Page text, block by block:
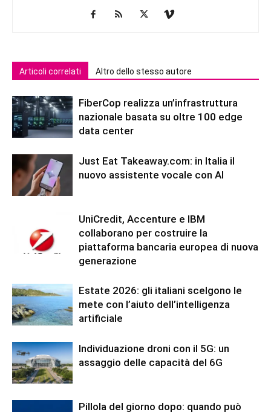
Articoli correlati Altro dello stesso autore
FiberCop realizza un’infrastruttura
nazionale basata su oltre 100 edge
data center
Just Eat Takeaway.com: in Italia il
nuovo assistente vocale con AI
UniCredit, Accenture e IBM
collaborano per costruire la
piattaforma bancaria europea di nuova
generazione
Estate 2026: gli italiani scelgono le
mete con l’aiuto dell’intelligenza
artificiale
Individuazione droni con il 5G: un
assaggio delle capacità del 6G
Pillola del giorno dopo: quando può